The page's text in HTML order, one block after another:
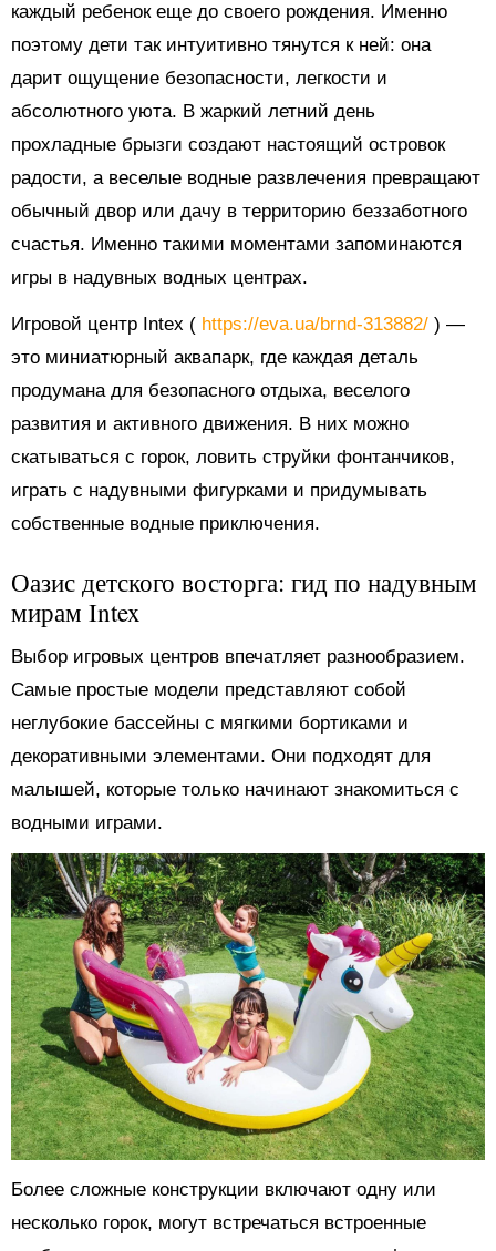
каждый ребенок еще до своего рождения. Именно
поэтому дети так интуитивно тянутся к ней: она
дарит ощущение безопасности, легкости и
абсолютного уюта. В жаркий летний день
прохладные брызги создают настоящий островок
радости, а веселые водные развлечения превращают
обычный двор или дачу в территорию беззаботного
счастья. Именно такими моментами запоминаются
игры в надувных водных центрах.
Игровой центр Intex ( https://eva.ua/brnd-313882/ ) —
это миниатюрный аквапарк, где каждая деталь
продумана для безопасного отдыха, веселого
развития и активного движения. В них можно
скатываться с горок, ловить струйки фонтанчиков,
играть с надувными фигурками и придумывать
собственные водные приключения.
Оазис детского восторга: гид по надувным
мирам Intex
Выбор игровых центров впечатляет разнообразием.
Самые простые модели представляют собой
неглубокие бассейны с мягкими бортиками и
декоративными элементами. Они подходят для
малышей, которые только начинают знакомиться с
водными играми.
Более сложные конструкции включают одну или
несколько горок, могут встречаться встроенные